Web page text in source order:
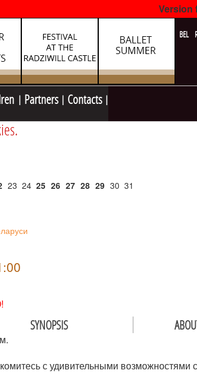
Version
BEL
Partners Contacts
23 24 25 26 27 28 29 30 31
SYNOPSIS
с удивительными возможностями